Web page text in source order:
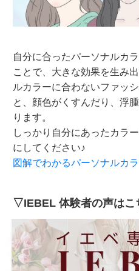
自分に合ったパーソナルカ
ことで、大きな効果を生み
ルカラーに合わないファッ
と、顔色がくすんだり、浮
ります。
しっかり自分にあったカラ
にしてください♪
図解でわかるパーソナルカ
▽IEBEL 体験者の声は